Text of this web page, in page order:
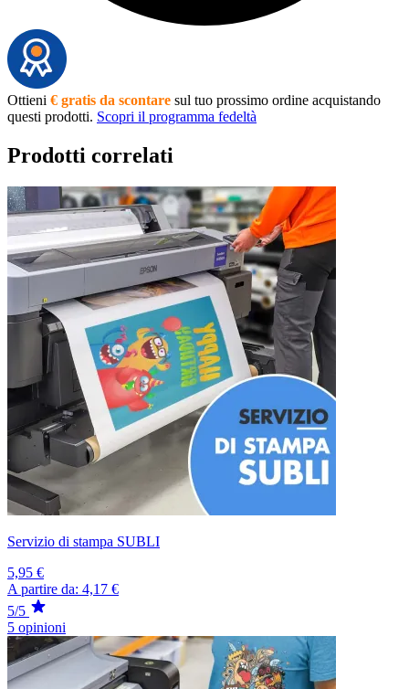
Ottieni € gratis da scontare sul tuo prossimo ordine acquistando
questi prodotti. Scopri il programma fedeltà
Prodotti correlati
Servizio di stampa SUBLI
5,95 €
A partire da: 4,17 €
5/5
5 opinioni